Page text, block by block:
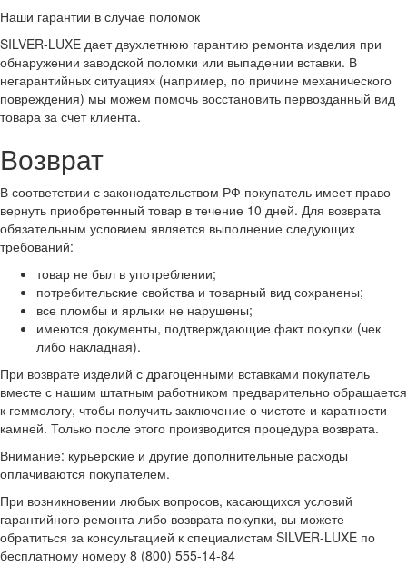
Наши гарантии в случае поломок
SILVER-LUXE дает двухлетнюю гарантию ремонта изделия при
обнаружении заводской поломки или выпадении вставки. В
негарантийных ситуациях (например, по причине механического
повреждения) мы можем помочь восстановить первозданный вид
товара за счет клиента.
Возврат
В соответствии с законодательством РФ покупатель имеет право
вернуть приобретенный товар в течение 10 дней. Для возврата
обязательным условием является выполнение следующих
требований:
товар не был в употреблении;
потребительские свойства и товарный вид сохранены;
все пломбы и ярлыки не нарушены;
имеются документы, подтверждающие факт покупки (чек
либо накладная).
При возврате изделий с драгоценными вставками покупатель
вместе с нашим штатным работником предварительно обращается
к геммологу, чтобы получить заключение о чистоте и каратности
камней. Только после этого производится процедура возврата.
Внимание: курьерские и другие дополнительные расходы
оплачиваются покупателем.
При возникновении любых вопросов, касающихся условий
гарантийного ремонта либо возврата покупки, вы можете
обратиться за консультацией к специалистам SILVER-LUXE по
бесплатному номеру 8 (800) 555-14-84